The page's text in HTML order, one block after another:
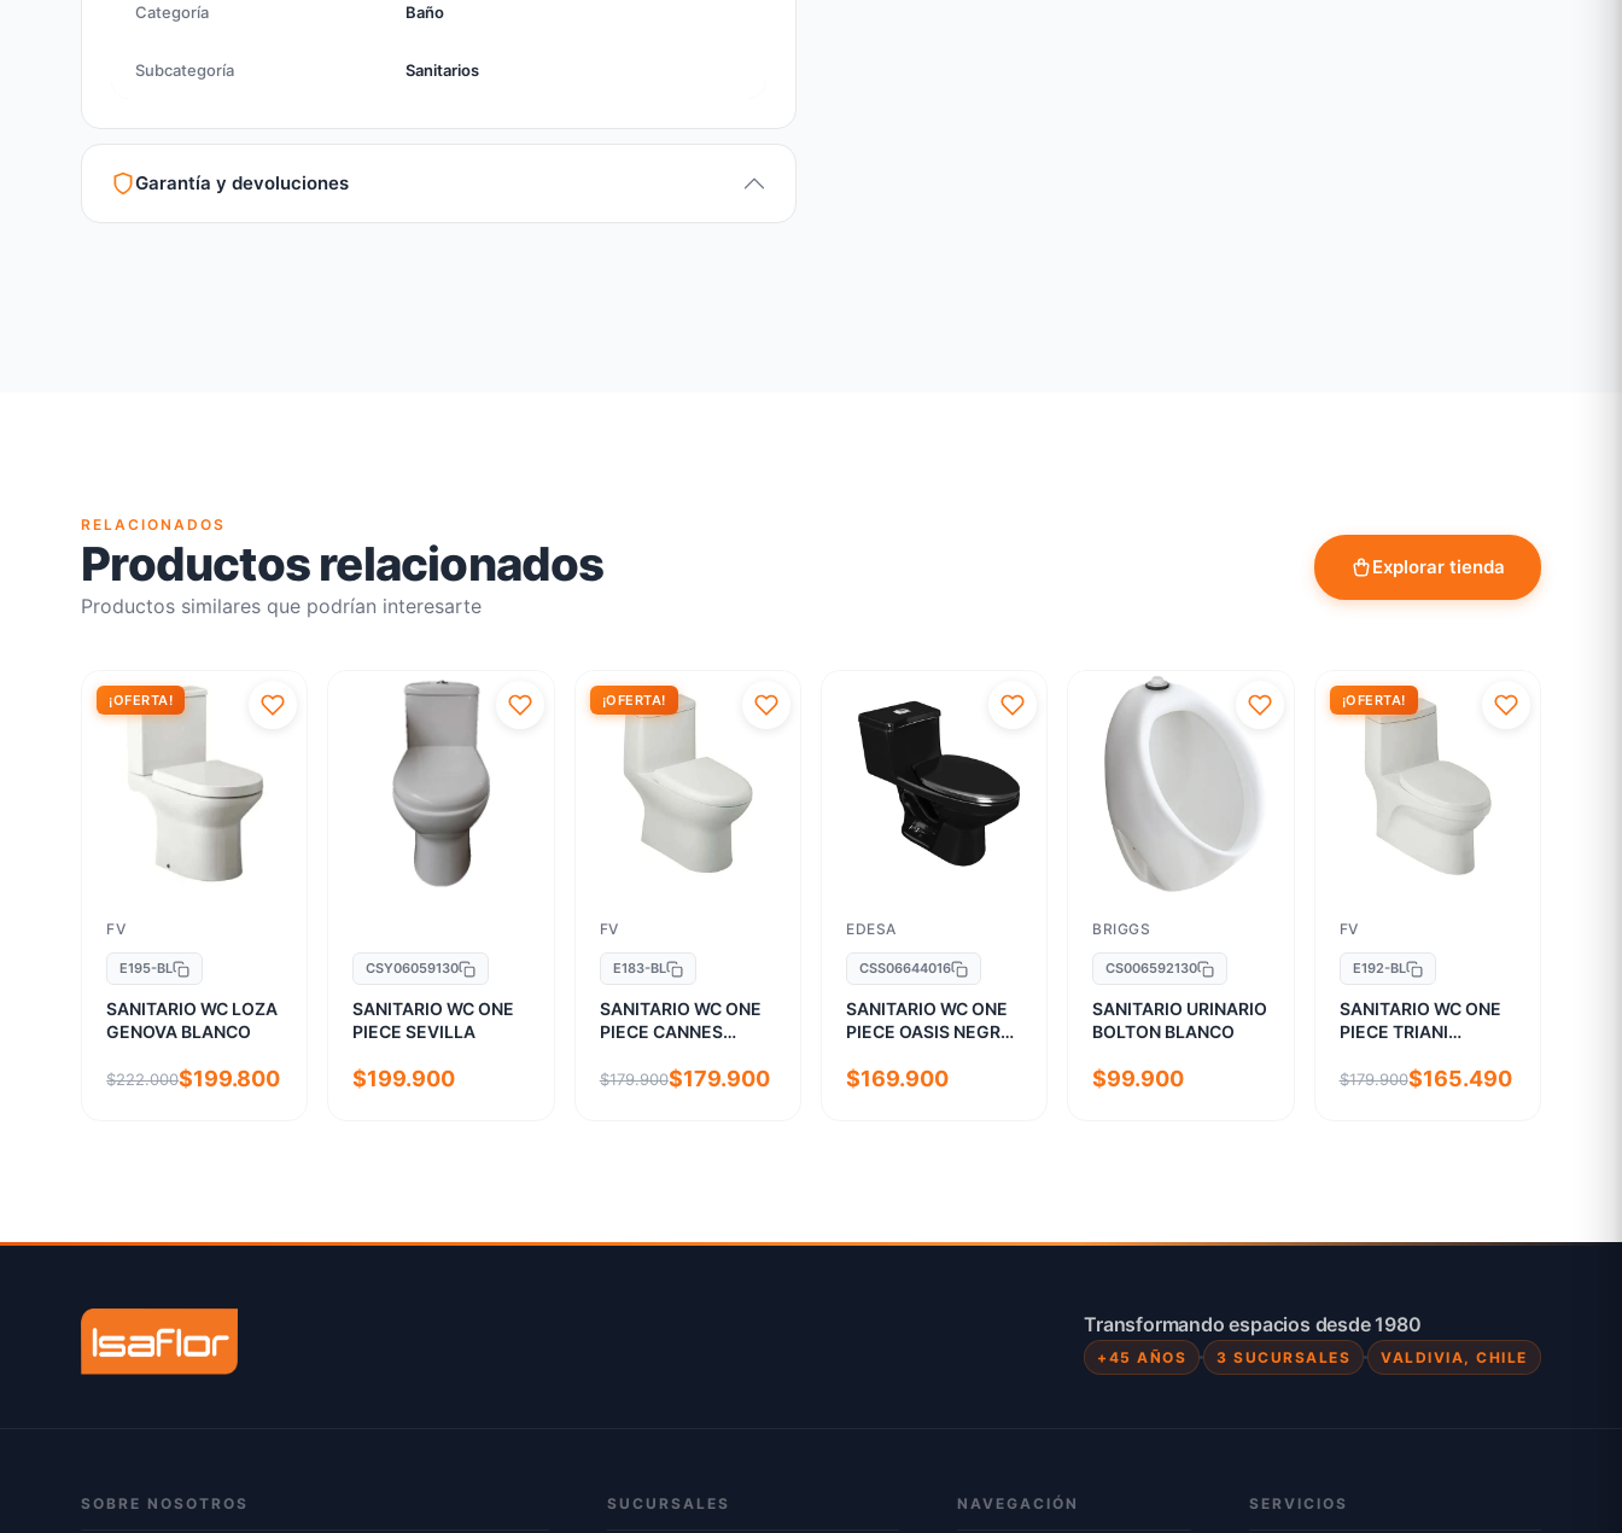
Categoría Baño
Subcategoría Sanitarios
Garantía y devoluciones
RELACIONADOS
Productos relacionados
Productos similares que podrían interesarte
Explorar tienda
¡OFERTA!
FV
E195-BL
SANITARIO WC LOZA
GENOVA BLANCO
$222.000$199.800
CSY06059130
SANITARIO WC ONE
PIECE SEVILLA
$199.900
¡OFERTA!
FV
E183-BL
SANITARIO WC ONE
PIECE CANNES
$179.900$179.900
EDESA
CSS06644016
SANITARIO WC ONE
PIECE OASIS NEGRO
$169.900
BRIGGS
CS006592130
SANITARIO URINARIO
BOLTON BLANCO
$99.900
¡OFERTA!
FV
E192-BL
SANITARIO WC ONE
PIECE TRIANI
$179.900$165.490
Transformando espacios desde 1980
+45 AÑOS 3 SUCURSALES VALDIVIA, CHILE
SOBRE NOSOTROS SUCURSALES NAVEGACIÓN SERVICIOS